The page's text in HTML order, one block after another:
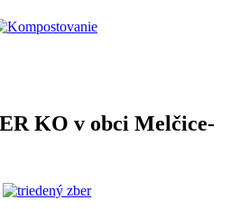
KO v obci Melčice-